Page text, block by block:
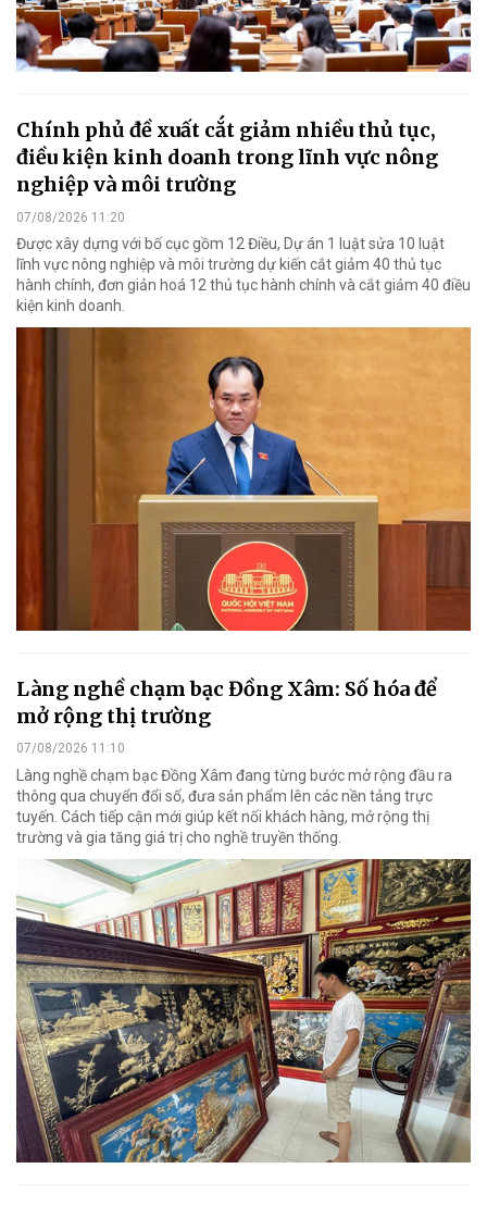
Chính phủ đề xuất cắt giảm nhiều thủ tục,
điều kiện kinh doanh trong lĩnh vực nông
nghiệp và môi trường
07/08/2026 11:20
Được xây dựng với bố cục gồm 12 Điều, Dự án 1 luật sửa 10 luật
lĩnh vực nông nghiệp và môi trường dự kiến cắt giảm 40 thủ tục
hành chính, đơn giản hoá 12 thủ tục hành chính và cắt giảm 40 điều
kiện kinh doanh.
Làng nghề chạm bạc Đồng Xâm: Số hóa để
mở rộng thị trường
07/08/2026 11:10
Làng nghề chạm bạc Đồng Xâm đang từng bước mở rộng đầu ra
thông qua chuyển đổi số, đưa sản phẩm lên các nền tảng trực
tuyến. Cách tiếp cận mới giúp kết nối khách hàng, mở rộng thị
trường và gia tăng giá trị cho nghề truyền thống.